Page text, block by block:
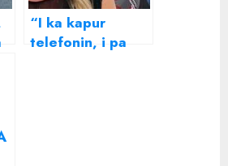
“I ka kapur
telefonin, i pa